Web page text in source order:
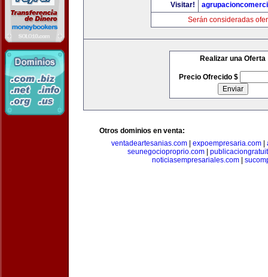
Visitar!
Serán consideradas
Realizar una Oferta
Precio Ofrecido $
Otros dominios en venta:
ventadeartesanias.com| expoempresaria.com|
seunegocioproprio.com
noticiasempresariales.com|